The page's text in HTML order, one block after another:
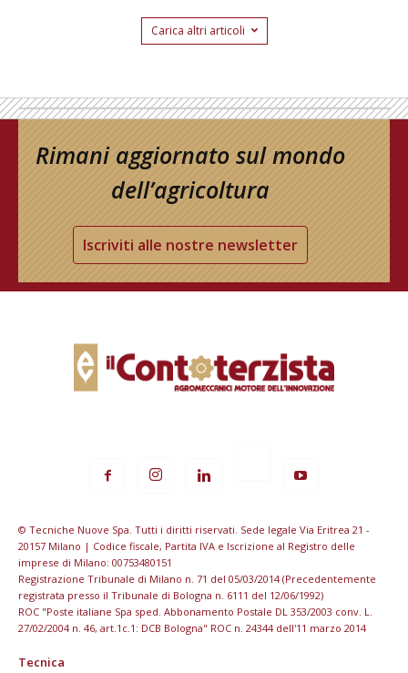
Carica altri articoli
Rimani aggiornato sul mondo
dell’agricoltura
Iscriviti alle nostre newsletter
© Tecniche Nuove Spa. Tutti i diritti riservati. Sede legale Via Eritrea 21 -
20157 Milano | Codice fiscale, Partita IVA e Iscrizione al Registro delle
imprese di Milano: 00753480151
Registrazione Tribunale di Milano n. 71 del 05/03/2014 (Precedentemente
registrata presso il Tribunale di Bologna n. 6111 del 12/06/1992)
ROC "Poste italiane Spa sped. Abbonamento Postale DL 353/2003 conv. L.
27/02/2004 n. 46, art.1c.1: DCB Bologna" ROC n. 24344 dell'11 marzo 2014
Tecnica